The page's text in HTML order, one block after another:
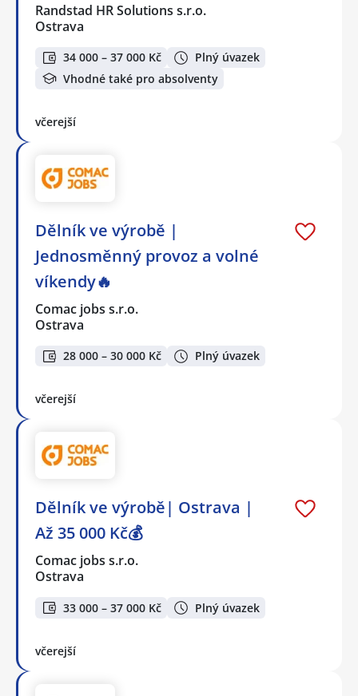
Randstad HR Solutions s.r.o.
Ostrava
34 000 – 37 000 Kč
Plný úvazek
Vhodné také pro absolventy
včerejší
Dělník ve výrobě |
Jednosměnný provoz a volné
víkendy🔥
Comac jobs s.r.o.
Ostrava
28 000 – 30 000 Kč Plný úvazek
včerejší
Dělník ve výrobě| Ostrava |
Až 35 000 Kč💰
Comac jobs s.r.o.
Ostrava
33 000 – 37 000 Kč Plný úvazek
včerejší